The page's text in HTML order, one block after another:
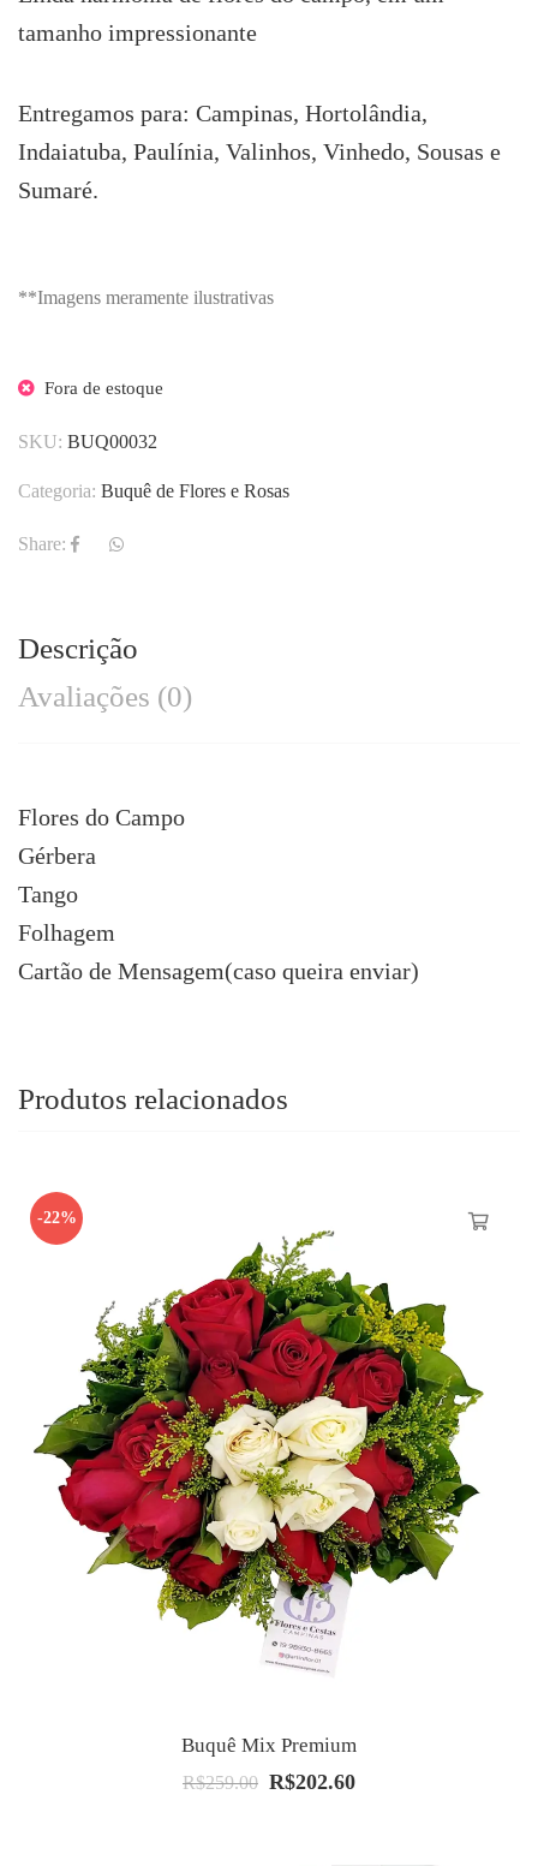
R$148.00.
tamanho impressionante
Entregamos para: Campinas, Hortolândia,
Indaiatuba, Paulínia, Valinhos, Vinhedo, Sousas e
Sumaré.
**Imagens meramente ilustrativas
Fora de estoque
SKU: BUQ00032
Categoria: Buquê de Flores e Rosas
Share:
Descrição
Avaliações (0)
Flores do Campo
Gérbera
Tango
Folhagem
Cartão de Mensagem(caso queira enviar)
Produtos relacionados
-22%
Buquê Mix Premium
R$259.00 O
R$202.60O